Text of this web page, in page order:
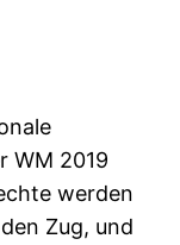
WM 2019
werden
Zug, und